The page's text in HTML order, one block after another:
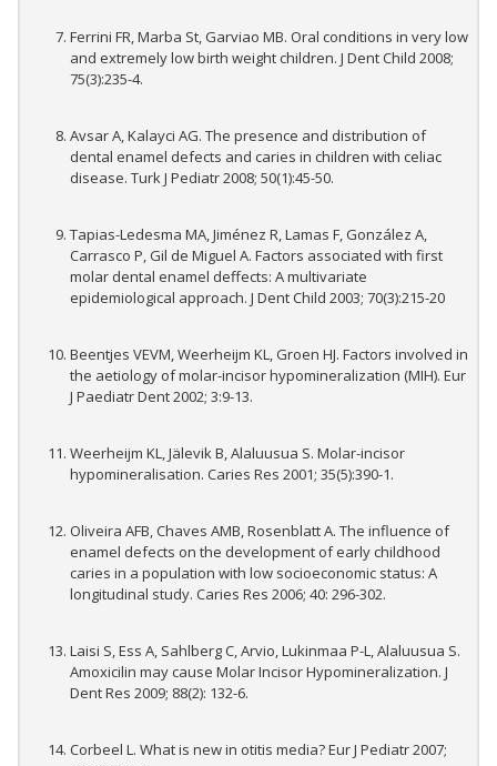
Ferrini FR, Marba St, Garviao MB. Oral conditions in very low
and extremely low birth weight children. J Dent Child 2008;
75(3):235-4.
Avsar A, Kalayci AG. The presence and distribution of
dental enamel defects and caries in children with celiac
disease. Turk J Pediatr 2008; 50(1):45-50.
Tapias-Ledesma MA, Jiménez R, Lamas F, González A,
Carrasco P, Gil de Miguel A. Factors associated with first
molar dental enamel deffects: A multivariate
epidemiological approach. J Dent Child 2003; 70(3):215-20
Beentjes VEVM, Weerheijm KL, Groen HJ. Factors involved in
the aetiology of molar-incisor hypomineralization (MIH). Eur
J Paediatr Dent 2002; 3:9-13.
Weerheijm KL, Jälevik B, Alaluusua S. Molar-incisor
hypomineralisation. Caries Res 2001; 35(5):390-1.
Oliveira AFB, Chaves AMB, Rosenblatt A. The influence of
enamel defects on the development of early childhood
caries in a population with low socioeconomic status: A
longitudinal study. Caries Res 2006; 40: 296-302.
Laisi S, Ess A, Sahlberg C, Arvio, Lukinmaa P-L, Alaluusua S.
Amoxicilin may cause Molar Incisor Hypomineralization. J
Dent Res 2009; 88(2): 132-6.
Corbeel L. What is new in otitis media? Eur J Pediatr 2007;